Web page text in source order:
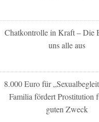
Chatkontrolle in Kraft – Die
uns alle aus
8.000 Euro für
Familia fördert Prostitution
guten Zweck